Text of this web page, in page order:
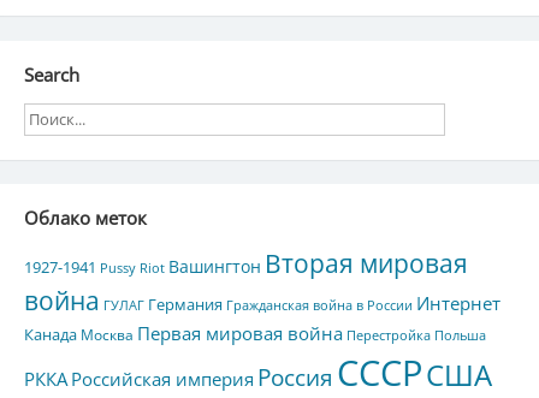
Search
Облако меток
1927-1941 Pussy Riot Вашингтон Вторая мировая
война ГУЛАГ Германия Гражданская война в России Интернет
Канада Москва Первая мировая война Перестройка Польша
РККА Российская империя Россия СССРСША